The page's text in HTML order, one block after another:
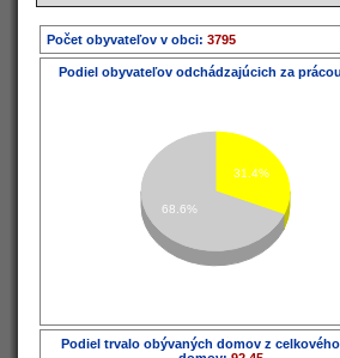
Počet obyvateľov v obci: 3795
Podiel obyvateľov odchádzajúcich za
31.4%
68.6%
Podiel trvalo obývaných domov z